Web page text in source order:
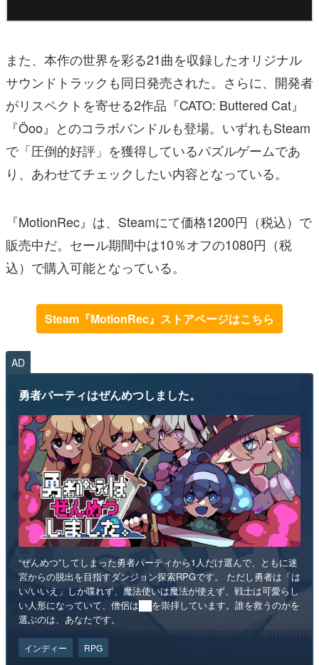
また、本作の世界を彩る21曲を収録したオリジナル
サウンドトラックも同日発売された。さらに、開発者
がリスペクトを寄せる2作品『CATO: Buttered Cat』
『Öoo』とのコラボバンドルも登場。いずれもSteam
で「圧倒的好評」を獲得しているパズルゲームであ
り、あわせてチェックしたい内容となっている。
『MotionRec』は、Steamにて価格1200円（税込）で
販売中だ。セール期間中は10％オフの1080円（税
込）で購入可能となっている。
Steam『MotionRec』ストアページはこちら
AD
勇者パーティはぜんめつしました。
“ぜんめつ”してしまった勇者パーティから1人だけ選んで、ともに迷
宮からの脱出を目指すダンジョン探索RPGです。 ただし勇者は「は
い/いいえ」しか喋れず、魔法使いは魔法が使えず、戦士は可愛らし
い人形になっていて、僧侶は██を崇拝しています。誰を救うのかを
選ぶのは、あなたです。
インディー RPG